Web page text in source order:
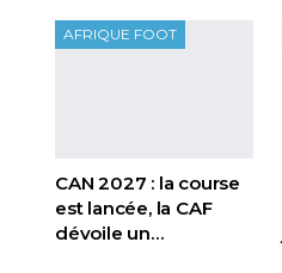
AFRIQUE FOOT
CAN 2027 : la course
est lancée, la CAF
dévoile un…